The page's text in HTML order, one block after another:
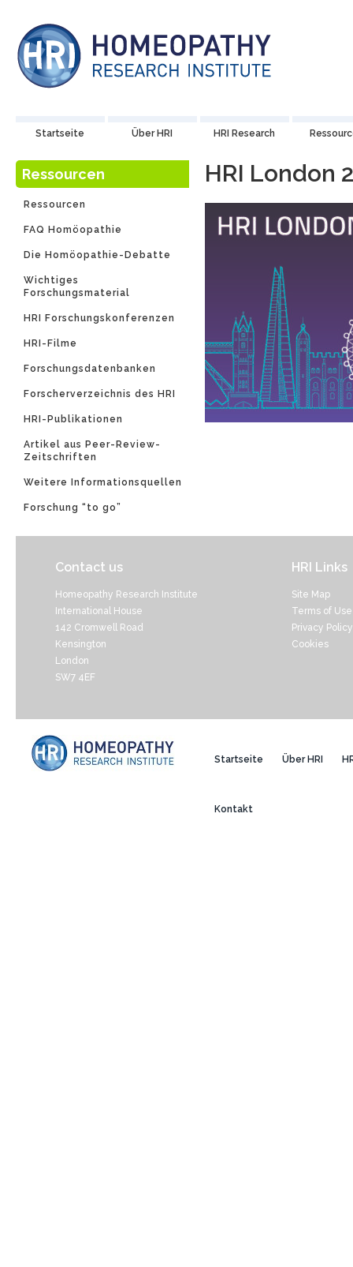
Startseite Über HRI HRI Research
Ressourcen
Ressourcen
FAQ Homöopathie
Die Homöopathie-Debatte
Wichtiges
Forschungsmaterial
HRI Forschungskonferenzen
HRI-Filme
Forschungsdatenbanken
Forscherverzeichnis des HRI
HRI-Publikationen
Artikel aus Peer-Review-
Zeitschriften
Weitere Informationsquellen
Forschung “to go”
HRI London
Contact us
Homeopathy Research Institute
International House
142 Cromwell Road
Kensington
London
SW7 4EF
HRI Links
Site Map
Terms of Use
Privacy Policy
Cookies
Startseite Über HRI
Kontakt